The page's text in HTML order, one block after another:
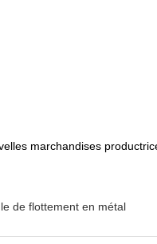
marchandises
de flottement en métal